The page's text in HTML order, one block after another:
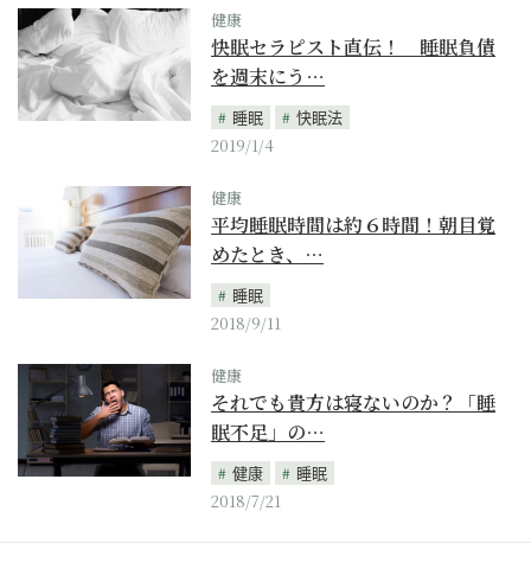
健康
快眠セラピスト直伝！ 睡眠負債
を週末にう…
睡眠
快眠法
2019/1/4
健康
平均睡眠時間は約６時間！朝目覚
めたとき、…
睡眠
2018/9/11
健康
それでも貴方は寝ないのか？「睡
眠不足」の…
健康
睡眠
2018/7/21